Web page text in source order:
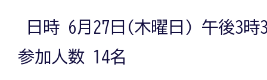
日時 6月27日(木曜日) 午後3時
参加人数 14名